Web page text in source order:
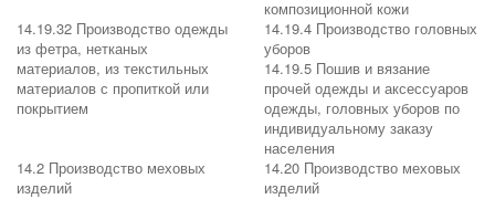
композиционной кожи
14.19.32 Производство одежды
из фетра, нетканых
материалов, из текстильных
материалов с пропиткой или
покрытием
14.19.4 Производство головных
уборов
14.19.5 Пошив и вязание
прочей одежды и аксессуаров
одежды, головных уборов по
индивидуальному заказу
населения
14.2 Производство меховых
изделий
14.20 Производство меховых
изделий